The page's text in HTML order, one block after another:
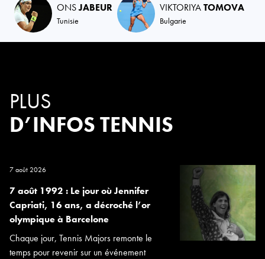
ONSJABEUR
Tunisie
VIKTORIYATOMOVA
Bulgarie
PLUS
D’INFOS TENNIS
7 août 2026
7 août 1992 : Le jour où Jennifer
Capriati, 16 ans, a décroché l’or
olympique à Barcelone
Chaque jour, Tennis Majors remonte le
temps pour revenir sur un événement